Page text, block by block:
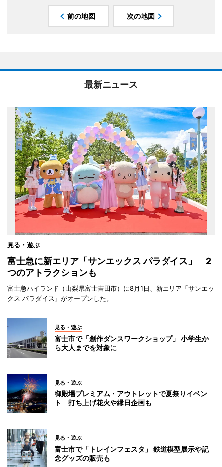
前の地図 次の地図
最新ニュース
見る・遊ぶ
富士急に新エリア「サンエックス パラダイス」 2
つのアトラクションも
富士急ハイランド（山梨県富士吉田市）に8月1日、新エリア「サンエッ
クス パラダイス」がオープンした。
見る・遊ぶ
富士市で「創作ダンスワークショップ」 小学生か
ら大人までを対象に
見る・遊ぶ
御殿場プレミアム・アウトレットで夏祭りイベン
ト 打ち上げ花火や縁日企画も
見る・遊ぶ
富士市で「トレインフェスタ」 鉄道模型展示や記
念グッズの販売も